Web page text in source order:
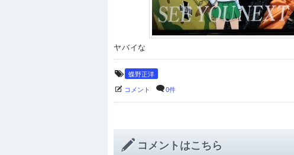
ヤバイな
蝶野正洋
コメント 0件
コメントはこちら